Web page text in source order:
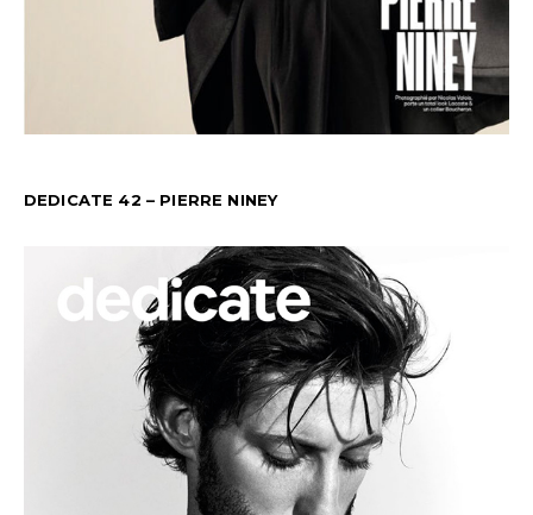
DEDICATE 42 – PIERRE NINEY